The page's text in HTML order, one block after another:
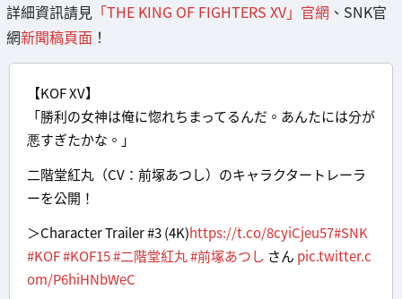
詳細資訊請見 「THE KING OF FIGHTERS XV」官網 、SNK官
網新聞稿頁面 ！
【KOF XV】
「勝利の女神は俺に惚れちまってるんだ。あんたには分が
悪すぎたかな。」
二階堂紅丸（CV：前塚あつし）のキャラクタートレーラ
ーを公開！
＞Character Trailer #3 (4K)https://t.co/8cyiCjeu57#SNK
#KOF#KOF15#二階堂紅丸#前塚あつし さん pic.twitter.c
om/P6hiHNbWeC